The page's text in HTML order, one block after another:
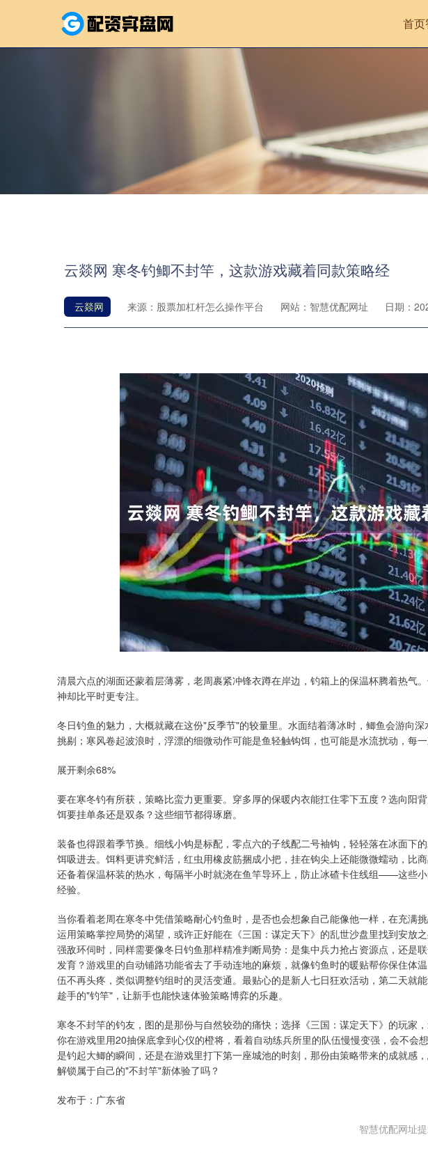
首页
云燚网 寒冬钓鲫不封竿，这款游戏藏着同款策略经
云燚网 来源：股票加杠杆怎么操作平台 网站：智慧优配网址 日期：
清晨六点的湖面还蒙着层薄雾，老周裹紧冲锋衣蹲在岸边，钓箱上的保温杯腾着热气
神却比平时更专注。
冬日钓鱼的魅力，大概就藏在这份"反季节"的较量里。水面结着薄冰时，鲫鱼会游向
挑剔；寒风卷起波浪时，浮漂的细微动作可能是鱼轻触钩饵，也可能是水流扰动，每
展开剩余68%
要在寒冬钓有所获，策略比蛮力更重要。穿多厚的保暖内衣能扛住零下五度？选向阳
饵要挂单条还是双条？这些细节都得琢磨。
装备也得跟着季节换。细线小钩是标配，零点六的子线配二号袖钩，轻轻落在冰面下
饵吸进去。饵料更讲究鲜活，红虫用橡皮筋捆成小把，挂在钩尖上还能微微蠕动，比
还备着保温杯装的热水，每隔半小时就浇在鱼竿导环上，防止冰碴卡住线组——这些
经验。
当你看着老周在寒冬中凭借策略耐心钓鱼时，是否也会想象自己能像他一样，在充满
运用策略掌控局势的渴望，或许正好能在《三国：谋定天下》的乱世沙盘里找到安放
强敌环伺时，同样需要像冬日钓鱼那样精准判断局势：是集中兵力抢占资源点，还是
发育？游戏里的自动铺路功能省去了手动连地的麻烦，就像钓鱼时的暖贴帮你保住体
伍不再头疼，类似调整钓组时的灵活变通。最贴心的是新人七日狂欢活动，第二天就
趁手的"钓竿"，让新手也能快速体验策略博弈的乐趣。
寒冬不封竿的钓友，图的是那份与自然较劲的痛快；选择《三国：谋定天下》的玩家
你在游戏里用20抽保底拿到心仪的橙将，看着自动练兵所里的队伍慢慢变强，会不会
是钓起大鲫的瞬间，还是在游戏里打下第一座城池的时刻，那份由策略带来的成就感
解锁属于自己的"不封竿"新体验了吗？
发布于：广东省
智慧优配网址
0.49% 14295.08 184.96 1.31%